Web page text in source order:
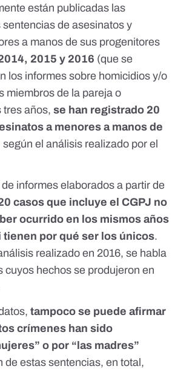
están publicadas las
de asesinatos y
a manos de sus progenitores
2015 y 2016 (que se
los informes sobre homicidios y/o
miembros de la pareja o
tres años, se han registrado 20
a menores a manos de
según el análisis realizado por el
informes elaborados a partir de
casos que incluye el CGPJ no
ocurrido en los mismos años
por qué ser los únicos.
realizado en 2016, se habla
cuyos hechos se produjeron en
tampoco se puede afirmar
crímenes han sido
o por “las madres”
de estas sentencias, en total,